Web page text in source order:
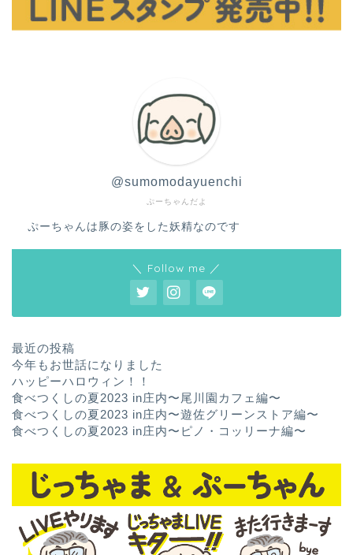
ぷーちゃんだよ
@sumomodayuenchi
ぷーちゃんは豚の姿をした妖精なのです
＼ Follow me ／
最近の投稿
今年もお世話になりました
ハッピーハロウィン！！
食べつくしの夏2023 in庄内〜尾川園カフェ編〜
食べつくしの夏2023 in庄内〜遊佐グリーンストア編〜
食べつくしの夏2023 in庄内〜ピノ・コッリーナ編〜
ホーム